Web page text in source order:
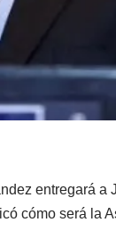
entregará a
cómo será la